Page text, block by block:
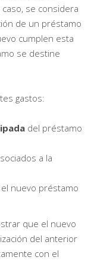
se considera
de un préstamo
cumplen esta
se destine
gastos:
del préstamo
a la
nuevo préstamo
que el nuevo
del anterior
con el